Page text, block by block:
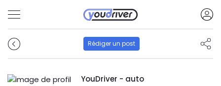
Rédiger un post
YouDriver - auto